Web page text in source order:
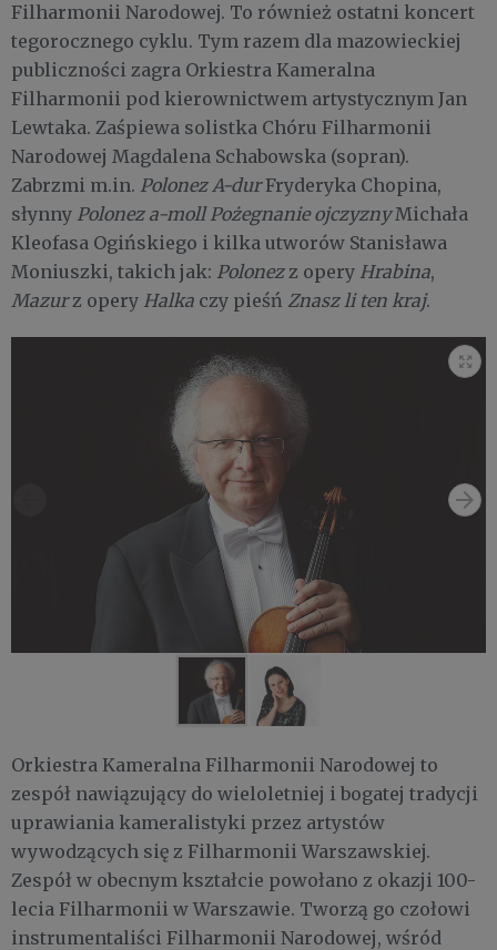
Filharmonii Narodowej. To również ostatni koncert
tegorocznego cyklu. Tym razem dla mazowieckiej
publiczności zagra Orkiestra Kameralna
Filharmonii pod kierownictwem artystycznym Jan
Lewtaka. Zaśpiewa solistka Chóru Filharmonii
Narodowej Magdalena Schabowska (sopran).
Zabrzmi m.in. Polonez A-durFryderyka Chopina,
słynny Polonez a-moll Pożegnanie ojczyznyMichała
Kleofasa Ogińskiego i kilka utworów Stanisława
Moniuszki, takich jak: Polonezz opery Hrab​ina,
Mazurz opery Halka czy pieśń Znasz li ten kraj.
Orkiestra Kameralna Filharmonii Narodowej to
zespół nawiązujący do wieloletniej i bogatej tradycji
uprawiania kameralistyki przez artystów
wywodzących się z Filharmonii Warszawskiej.
Zespół w obecnym kształcie powołano z okazji 100-
lecia Filharmonii w Warszawie. Tworzą go czołowi
instrumentaliści Filharmonii Narodowej, wśród